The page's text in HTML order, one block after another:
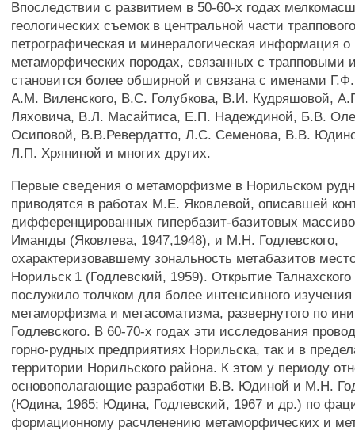
Впоследствии с развитием в 50-60-х годах
геологических съемок в центральной части
петрографическая и минералогическая информация о
метаморфических породах, связанных с трапповыми
становится более обширной и связана с именами
А.М. Виленского, B.C. Голубкова, В.И. Кудряшовой,
Ляховича, В.Л. Масайтиса, Е.П. Надеждиной, Б.В.
Осиповой, В.В.Ревердатто, Л.С. Семенова, В.В.
Л.П. Хряниной и многих других.
Первые сведения о метаморфизме в Норильском
приводятся в работах М.Е. Яковлевой, описавшей
дифференцированных гипербазит-базитовых
Имангды (Яковлева, 1947,1948), и М.Н. Годлевского,
охарактеризовавшему зональность метабазитов
Норильск 1 (Годлевский, 1959). Открытие
послужило толчком для более интенсивного
метаморфизма и метасоматизма, развернутого по
Годлевского. В 60-70-х годах эти исследования
горно-рудных предприятиях Норильска, так и в
территории Норильского района. К этом у периоду
основополагающие разработки В.В. Юдиной и М.Н.
(Юдина, 1965; Юдина, Годлевский, 1967 и др.) по
формационному расчленению метаморфических и